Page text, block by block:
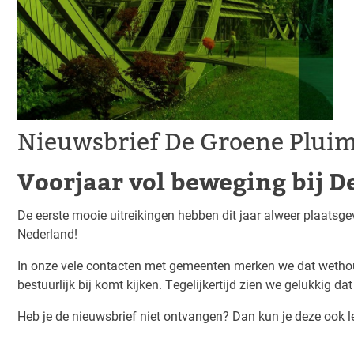
Nieuwsbrief De Groene
Voorjaar vol beweging bij
De eerste mooie uitreikingen hebben dit jaar alweer
Nederland!
In onze vele contacten met gemeenten merken we dat
bestuurlijk bij komt kijken. Tegelijkertijd zien we gelukkig
Heb je de nieuwsbrief niet ontvangen? Dan kun je deze ook